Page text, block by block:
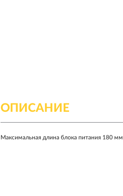
ОПИСАНИЕ
Максимальная длина блока питания 180 мм